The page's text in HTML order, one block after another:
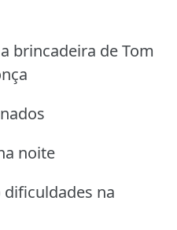
brincadeira de Tom
noite
na